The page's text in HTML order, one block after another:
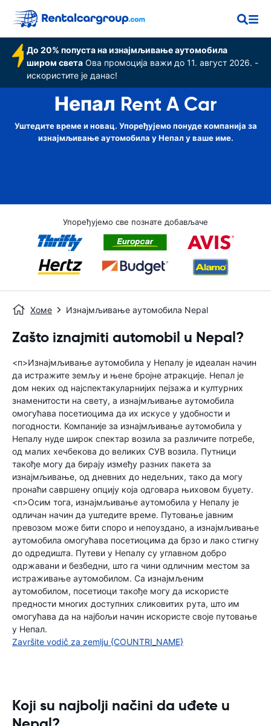
До 20% попуста на изнајмљивање аутомобила
широм света Ова промоција важи до 11. август 2026. -
искористите је данас!
Непал Rent A Car
Уштедите време и новац. Упоређујемо понуде компанија за
изнајмљивање аутомобила у Непал у ваше име.
Упоређујемо све познате добављаче
Хоме Изнајмљивање аутомобила Nepal
Zašto iznajmiti automobil u Nepal?
<п>Изнајмљивање аутомобила у Непалу је идеалан начин
да истражите земљу и њене бројне атракције. Непал је
дом неких од најспектакуларнијих пејзажа и културних
знаменитости на свету, а изнајмљивање аутомобила
омогућава посетиоцима да их искусе у удобности и
погодности. Компаније за изнајмљивање аутомобила у
Непалу нуде широк спектар возила за различите потребе,
од малих хечбекова до великих СУВ возила. Путници
такође могу да бирају између разних пакета за
изнајмљивање, од дневних до недељних, тако да могу
пронаћи савршену опцију која одговара њиховом буџету.
<п>Осим тога, изнајмљивање аутомобила у Непалу је
одличан начин да уштедите време. Путовање јавним
превозом може бити споро и непоуздано, а изнајмљивање
аутомобила омогућава посетиоцима да брзо и лако стигну
до одредишта. Путеви у Непалу су углавном добро
одржавани и безбедни, што га чини одличним местом за
истраживање аутомобилом. Са изнајмљеним
аутомобилом, посетиоци такође могу да искористе
предности многих доступних сликовитих рута, што им
омогућава да на најбољи начин искористе своје путовање
у Непал.
Završite vodič za zemlju {COUNTRI_NAME}
Koji su najbolji načini da uđete u